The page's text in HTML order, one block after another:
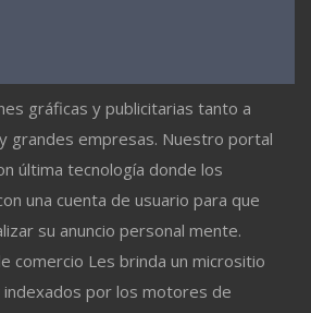
gráficas y publicitarias tanto a
grandes empresas. Nuestro portal
última tecnología donde los
una cuenta de usuario para que
su anuncio personal mente.
comercio Les brinda un micrositio
por los motores de